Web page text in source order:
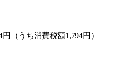
円（うち消費税額1,794円）